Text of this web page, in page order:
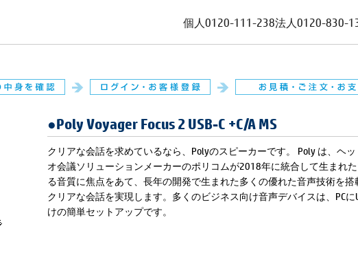
個人 0120-111-238法人 0120-830-
●Poly Voyager Focus 2 USB-C +C/A MS
クリアな会話を求めているなら、Polyのスピーカーです。 Poly は、ヘ
オ会議ソリューションメーカーのポリコムが2018年に統合して生まれ
る音質に焦点をあて、長年の開発で生まれた多くの優れた音声技術を
クリアな会話を実現します。多くのビジネス向け音声デバイスは、PC
けの簡単セットアップです。